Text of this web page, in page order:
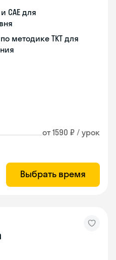
CAE для
методике TKT для
от 1590 ₽ / урок
Выбрать время